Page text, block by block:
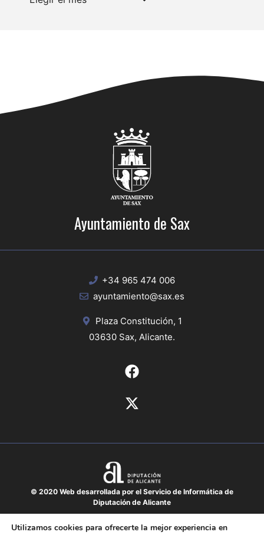
Ayuntamiento de Sax
+34 965 474 006
ayuntamiento@sax.es
Plaza Constitución, 1
03630 Sax, Alicante.
© 2020 Web desarrollada por el Servicio de Informática de
Diputación de Alicante
Aviso legal
Utilizamos cookies para ofrecerte la mejor experiencia en